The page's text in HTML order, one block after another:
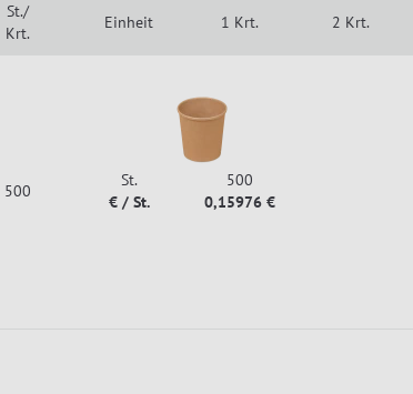
St./
Krt.
Einheit 1 Krt. 2 Krt.
500
St.
€ / St.
500
0,15976 €